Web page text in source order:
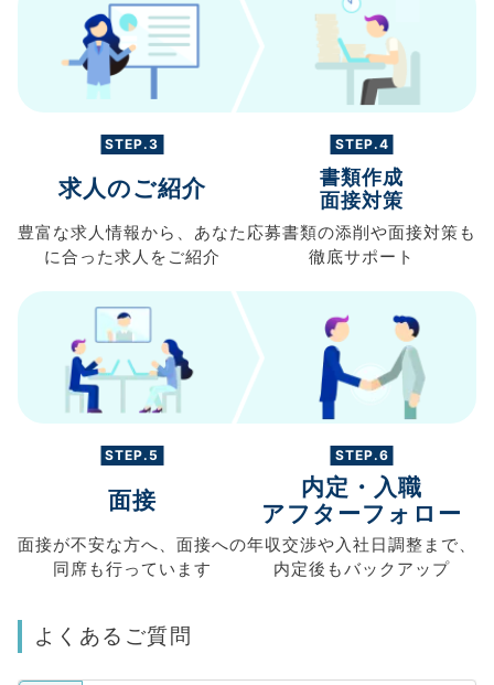
STEP.3
求人のご紹介
豊富な求人情報から、 あなた
に合った求人を ご紹介
STEP.4
書類作成
面接対策
応募書類の添削や面接対策も
徹底サポート
STEP.5
面接
面接が不安な方へ、 面接への
同席も行っています
STEP.6
内定・入職
アフターフォロー
年収交渉や入社日調整まで、
内定後もバックアップ
よくあるご質問